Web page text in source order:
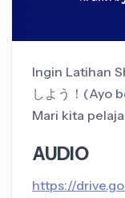
Ingin Latihan
しよう！(Ayo
Mari kita
AUDIO
https://